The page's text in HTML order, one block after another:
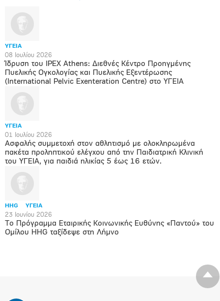
ΥΓΕΙΑ
08 Ιουλίου 2026
Ίδρυση του IPEX Athens: Διεθνές Κέντρο Προηγμένης
Πυελικής Ογκολογίας και Πυελικής Εξεντέρωσης
(International Pelvic Exenteration Centre) στο ΥΓΕΙΑ
ΥΓΕΙΑ
01 Ιουλίου 2026
Ασφαλής συμμετοχή στον αθλητισμό με ολοκληρωμένα
πακέτα προληπτικού ελέγχου από την Παιδιατρική Κλινική
του ΥΓΕΙΑ, για παιδιά ηλικίας 5 έως 16 ετών.
HHG ΥΓΕΙΑ
23 Ιουνίου 2026
Το Πρόγραμμα Εταιρικής Κοινωνικής Ευθύνης «Παντού» του
Ομίλου HHG ταξίδεψε στη Λήμνο